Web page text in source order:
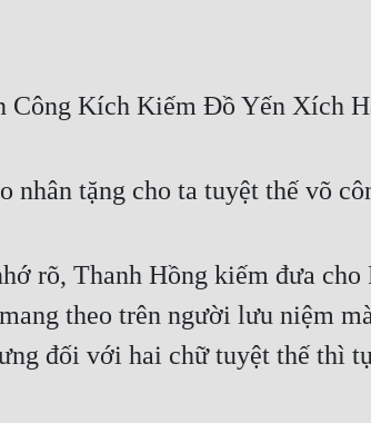
Công Kích Kiếm Đồ Yến Xích
nhân tặng cho ta tuyệt thế võ
rõ, Thanh Hồng kiếm đưa
theo trên người lưu niệm
đối với hai chữ tuyệt thế thì